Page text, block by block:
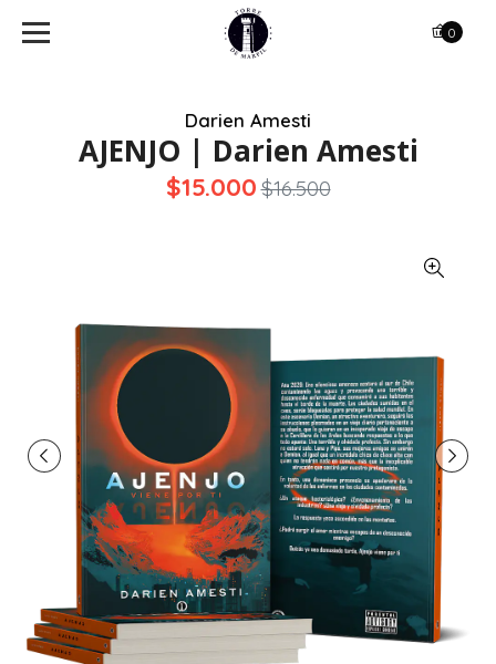
0
Darien Amesti
AJENJO | Darien Amesti
$15.000$16.500